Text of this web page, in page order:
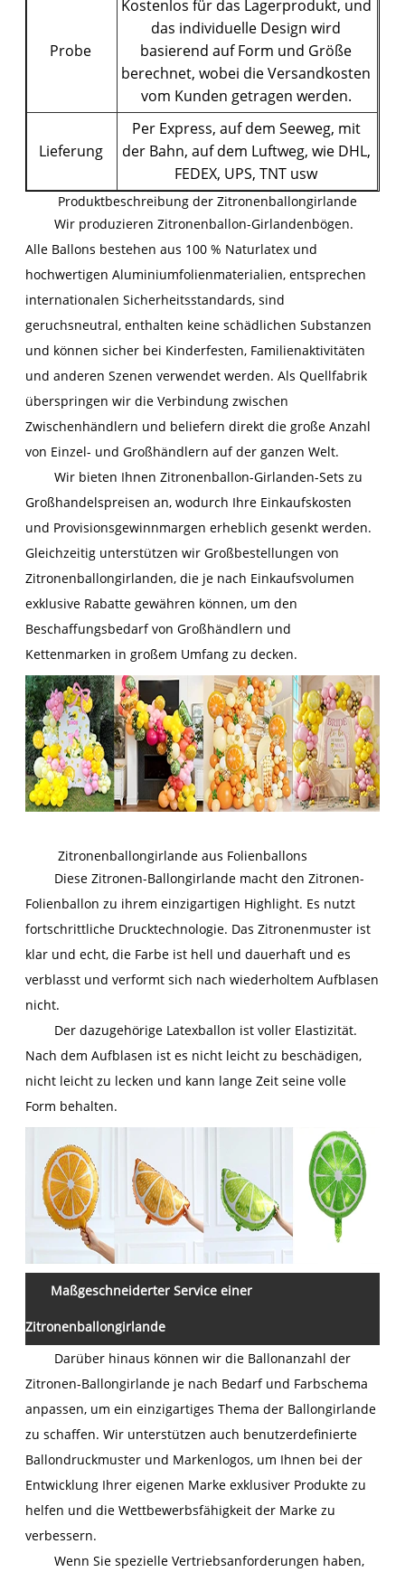
Probe
Kostenlos für das Lagerprodukt, und
das individuelle Design wird
basierend auf Form und Größe
berechnet, wobei die Versandkosten
vom Kunden getragen werden.
Lieferung
Per Express, auf dem Seeweg, mit
der Bahn, auf dem Luftweg, wie DHL,
FEDEX, UPS, TNT usw
Produktbeschreibung der Zitronenballongirlande
Wir produzieren Zitronenballon-Girlandenbögen.
Alle Ballons bestehen aus 100 % Naturlatex und
hochwertigen Aluminiumfolienmaterialien, entsprechen
internationalen Sicherheitsstandards, sind
geruchsneutral, enthalten keine schädlichen Substanzen
und können sicher bei Kinderfesten, Familienaktivitäten
und anderen Szenen verwendet werden. Als Quellfabrik
überspringen wir die Verbindung zwischen
Zwischenhändlern und beliefern direkt die große Anzahl
von Einzel- und Großhändlern auf der ganzen Welt.
Wir bieten Ihnen Zitronenballon-Girlanden-Sets zu
Großhandelspreisen an, wodurch Ihre Einkaufskosten
und Provisionsgewinnmargen erheblich gesenkt werden.
Gleichzeitig unterstützen wir Großbestellungen von
Zitronenballongirlanden, die je nach Einkaufsvolumen
exklusive Rabatte gewähren können, um den
Beschaffungsbedarf von Großhändlern und
Kettenmarken in großem Umfang zu decken.
Zitronenballongirlande aus Folienballons
Diese Zitronen-Ballongirlande macht den Zitronen-
Folienballon zu ihrem einzigartigen Highlight. Es nutzt
fortschrittliche Drucktechnologie. Das Zitronenmuster ist
klar und echt, die Farbe ist hell und dauerhaft und es
verblasst und verformt sich nach wiederholtem Aufblasen
nicht.
Der dazugehörige Latexballon ist voller Elastizität.
Nach dem Aufblasen ist es nicht leicht zu beschädigen,
nicht leicht zu lecken und kann lange Zeit seine volle
Form behalten.
Maßgeschneiderter Service einer
Zitronenballongirlande
Darüber hinaus können wir die Ballonanzahl der
Zitronen-Ballongirlande je nach Bedarf und Farbschema
anpassen, um ein einzigartiges Thema der Ballongirlande
zu schaffen. Wir unterstützen auch benutzerdefinierte
Ballondruckmuster und Markenlogos, um Ihnen bei der
Entwicklung Ihrer eigenen Marke exklusiver Produkte zu
helfen und die Wettbewerbsfähigkeit der Marke zu
verbessern.
Wenn Sie spezielle Vertriebsanforderungen haben,